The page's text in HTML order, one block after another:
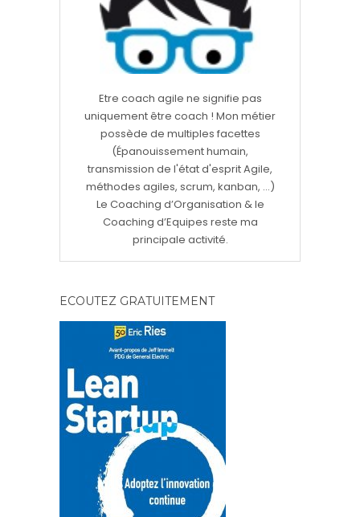
Etre coach agile ne signifie pas
uniquement être coach ! Mon métier
possède de multiples facettes
(Épanouissement humain,
transmission de l'état d'esprit Agile,
méthodes agiles, scrum, kanban, ...)
Le Coaching d’Organisation & le
Coaching d’Equipes reste ma
principale activité.
ECOUTEZ GRATUITEMENT